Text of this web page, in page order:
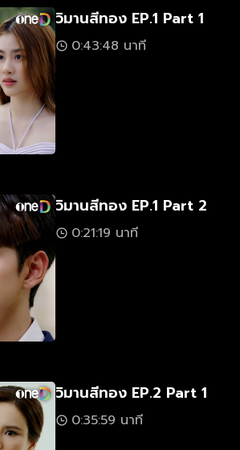
วิมานสีทอง EP.1 Part 1
0:43:48 นาที
วิมานสีทอง EP.1 Part 2
0:21:19 นาที
วิมานสีทอง EP.2 Part 1
0:35:59 นาที